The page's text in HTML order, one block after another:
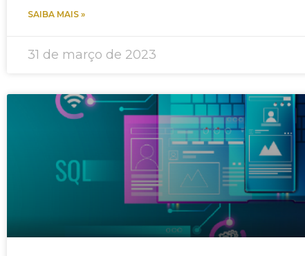
SAIBA MAIS »
31 de março de 2023